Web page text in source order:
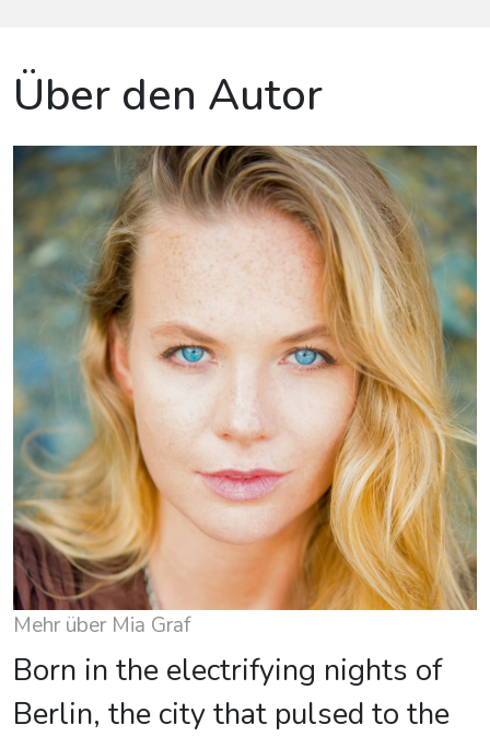
Über den Autor
Mehr über Mia Graf
Born in the electrifying nights of
Berlin, the city that pulsed to the